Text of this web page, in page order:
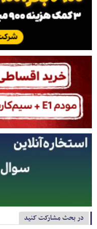
در بحث مشارکت کنید